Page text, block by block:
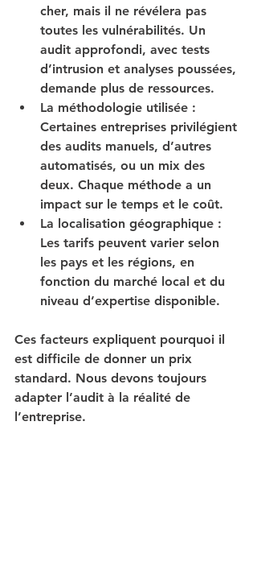
cher, mais il ne révélera pas
toutes les vulnérabilités. Un
audit approfondi, avec tests
d’intrusion et analyses poussées,
demande plus de ressources.
La méthodologie utilisée :
Certaines entreprises privilégient
des audits manuels, d’autres
automatisés, ou un mix des
deux. Chaque méthode a un
impact sur le temps et le coût.
La localisation géographique :
Les tarifs peuvent varier selon
les pays et les régions, en
fonction du marché local et du
niveau d’expertise disponible.
Ces facteurs expliquent pourquoi il
est difficile de donner un prix
standard. Nous devons toujours
adapter l’audit à la réalité de
l’entreprise.